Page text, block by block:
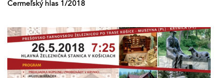
Čermeľský hlas 1/2018